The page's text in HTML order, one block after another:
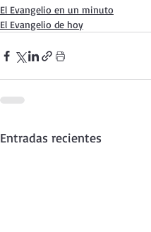
El Evangelio en un minuto
El Evangelio de hoy
Entradas recientes